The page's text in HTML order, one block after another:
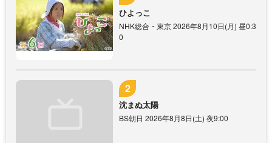
ひよっこ
NHK総合・東京 2026年8月10日(月) 昼0:3
0
沈まぬ太陽
BS朝日 2026年8月8日(土) 夜9:00